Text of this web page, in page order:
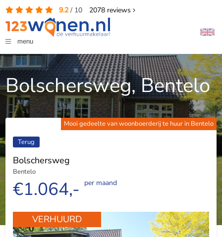
9.2/ 10 2078reviews
menu
Bolschersweg, Bentelo
Mooi gedeelte van woonboerderij te huur in Bentelo
Terug
Bolschersweg
Bentelo
€1.064,- per maand
VERHUURD